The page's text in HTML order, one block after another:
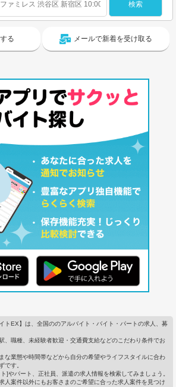
る メールで新着を受け取る
トEX】は、全国ののアルバイト・バイト・パートの求人、募
、職種、未経験者歓迎・交通費支給などのこだわり条件でお
な業態や時間帯などから自分の希望やライフスタイルに合わ
です。
]やパート、正社員、派遣の求人情報を検索してみましょう。
人案件以外にもお客さまのご希望に合った求人案件を見つけ